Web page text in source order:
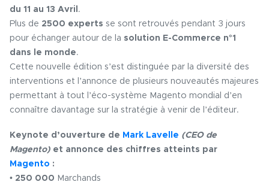
du 11 au 13 Avril .
Plus de 2500 experts se sont retrouvés pendant 3 jours
pour échanger autour de la solution E-Commerce n°1
dans le monde.
Cette nouvelle édition s’est distinguée par la diversité des
interventions et l’annonce de plusieurs nouveautés majeures
permettant à tout l’éco-système Magento mondial d’en
connaître davantage sur la stratégie à venir de l’éditeur.
Keynote d’ouverture de Mark Lavelle (CEO de
Magento) et annonce des chiffres atteints par
Magento :
• 250 000 Marchands